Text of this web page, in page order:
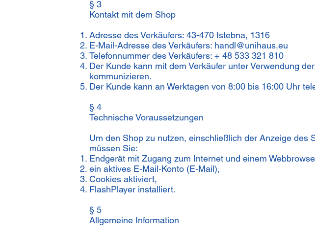
§ 3
Kontakt mit dem Shop
Adresse des Verkäufers: 43-470 Istebna, 1316
E-Mail-Adresse des Verkäufers: handl@unihaus.eu
Telefonnummer des Verkäufers: + 48 533 321 810
Der Kunde kann mit dem Verkäufer unter Verwendung
kommunizieren.
Der Kunde kann an Werktagen von 8:00 bis 16:00 Uhr
§ 4
Technische Voraussetzungen
Um den Shop zu nutzen, einschließlich der Anzeige des
müssen Sie:
Endgerät mit Zugang zum Internet und einem
ein aktives E-Mail-Konto (E-Mail),
Cookies aktiviert,
FlashPlayer installiert.
§ 5
Allgemeine Information